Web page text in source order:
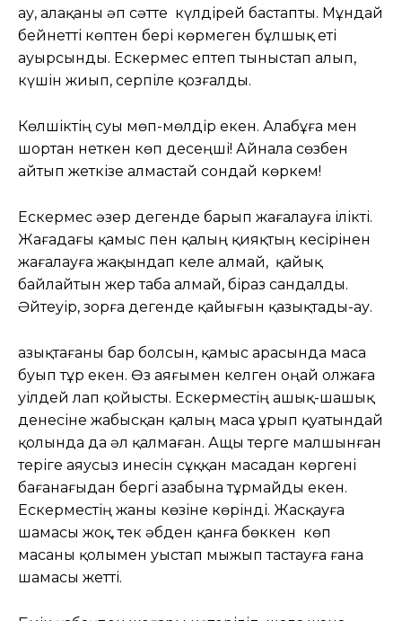
ау, алақаны әп сәтте күлдірей бастапты. Мұндай
бейнетті көптен бері көрмеген бұлшық еті
ауырсынды. Ескермес ептеп тыныстап алып,
күшін жиып, серпіле қозғалды.
Көлшіктің суы мөп-мөлдір екен. Алабұға мен
шортан неткен көп десеңші! Айнала сөзбен
айтып жеткізе алмастай сондай көркем!
Ескермес әзер дегенде барып жағалауға ілікті.
Жағадағы қамыс пен қалың қияқтың кесірінен
жағалауға жақындап келе алмай, қайық
байлайтын жер таба алмай, біраз сандалды.
Әйтеуір, зорға дегенде қайығын қазықтады-ау.
Қазықтағаны бар болсын, қамыс арасында маса
буып тұр екен. Өз аяғымен келген оңай олжаға
уілдей лап қойысты. Ескерместің ашық-шашық
денесіне жабысқан қалың маса ұрып қуатындай
қолында да әл қалмаған. Ащы терге малшынған
теріге аяусыз инесін сұққан масадан көргені
бағанағыдан бергі азабына тұрмайды екен.
Ескерместің жаны көзіне көрінді. Жасқауға
шамасы жоқ, тек әбден қанға бөккен көп
масаны қолымен уыстап мыжып тастауға ғана
шамасы жетті.